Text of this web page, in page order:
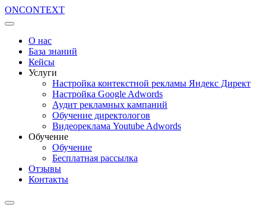
ONCONTEXT
О нас
База знаний
Кейсы
Услуги
Настройка контекстной рекламы Яндекс Директ
Настройка Google Adwords
Аудит рекламных кампаний
Обучение директологов
Видеореклама Youtube Adwords
Обучение
Обучение
Бесплатная рассылка
Отзывы
Контакты